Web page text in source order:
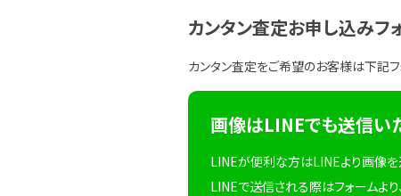
カンタン査定お申し込みフ
カンタン査定をご希望のお客様は下記
画像はLINEでも送信い
LINEが便利な方はLINEより画像を
LINEで送信される際はフォームより